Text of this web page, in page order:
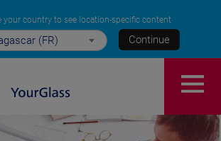
your country to see location-specific content
(FR) Continue